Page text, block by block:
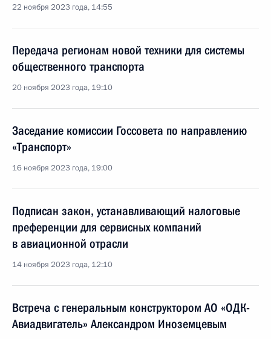
22 ноября 2023 года, 14:55
Передача регионам новой техники для системы
общественного транспорта
20 ноября 2023 года, 19:10
Заседание комиссии Госсовета по направлению
«Транспорт»
16 ноября 2023 года, 19:00
Подписан закон, устанавливающий налоговые
преференции для сервисных компаний
в авиационной отрасли
14 ноября 2023 года, 12:10
Встреча с генеральным конструктором АО «ОДК-
Авиадвигатель» Александром Иноземцевым